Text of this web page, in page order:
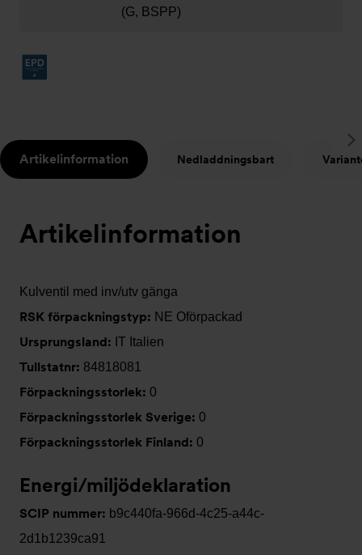
(G, BSPP)
Artikelinformation Nedladdningsbart
Artikelinformation
Kulventil med inv/utv gänga
RSK förpackningstyp: NE Oförpackad
Ursprungsland: IT Italien
Tullstatnr: 84818081
Förpackningsstorlek: 0
Förpackningsstorlek Sverige: 0
Förpackningsstorlek Finland: 0
Energi/miljödeklaration
SCIP nummer: b9c440fa-966d-4c25-a44c-
2d1b1239ca91